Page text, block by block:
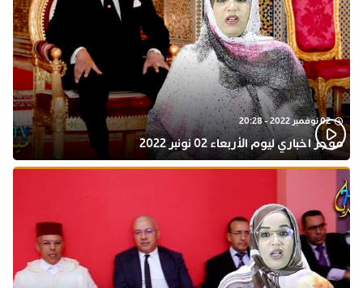
02 نوفمبر 2022 - 20:28
موجز اخباري ليوم الأربعاء 02 نونبر 2022